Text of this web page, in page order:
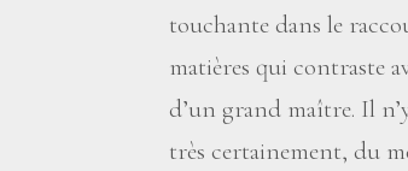
touchante dans le
matières qui contraste
d’un grand maître. Il
très certainement, du